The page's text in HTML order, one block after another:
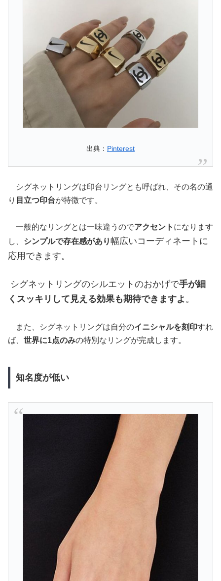
出典： Pinterest
シグネットリングは印台リングとも呼ばれ、その名の通
り 目立つ印台が特徴です。
一般的なリングとは一味違うのでアクセント になります
し、 シンプルで存在感があり幅広いコーディネートに
応用できます。
シグネットリングのシルエットのおかげで手が細
くスッキリして見える効果も期待できますよ。
また、シグネットリングは自分のイニシャルを刻印すれ
ば、 世界に1点のみの特別なリングが完成します。
知名度が低い